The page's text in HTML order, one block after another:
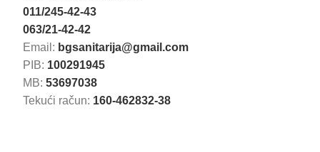
011/245-42-43
063/21-42-42
Email: bgsanitarija@gmail.com
PIB: 100291945
MB: 53697038
Tekući račun: 160-462832-38